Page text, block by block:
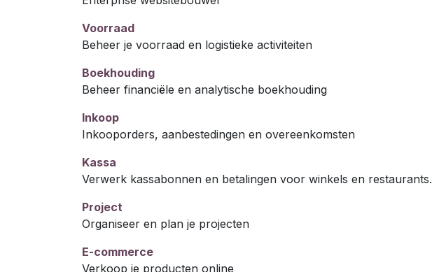
Voorraad
Beheer je voorraad en logistieke activiteiten
Boekhouding
Beheer financiële en analytische boekhouding
Inkoop
Inkooporders, aanbestedingen en overeenkomsten
Kassa
Verwerk kassabonnen en betalingen voor winkels en restaurants.
Project
Organiseer en plan je projecten
E-commerce
Verkoop je producten online